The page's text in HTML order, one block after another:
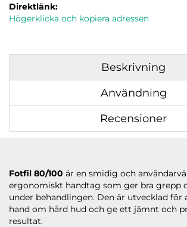
Direktlänk:
Högerklicka och kopiera adressen
Beskrivning
Användning
Recensioner
Fotfil 80/100 är en smidig och
ergonomiskt handtag som ger bra grepp
under behandlingen. Den är utvecklad
hand om hård hud och ge ett jämnt och
resultat.